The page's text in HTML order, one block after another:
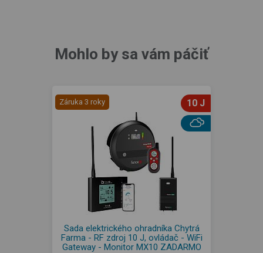
Mohlo by sa vám páčiť
Záruka 3 roky 10 J
Sada elektrického ohradníka Chytrá
Farma - RF zdroj 10 J, ovládač - WiFi
Gateway - Monitor MX10 ZADARMO